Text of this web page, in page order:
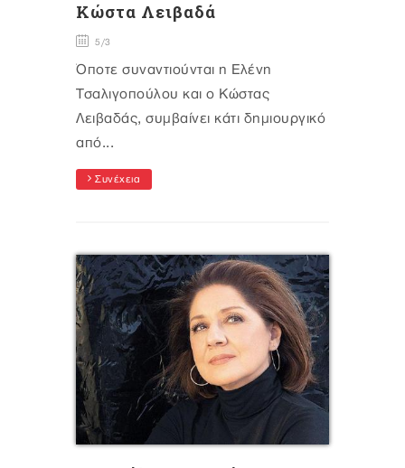
Κώστα Λειβαδά
5/3
Όποτε συναντιούνται η Ελένη
Τσαλιγοπούλου και ο Κώστας
Λειβαδάς, συμβαίνει κάτι δημιουργικό
από...
Συνέχεια